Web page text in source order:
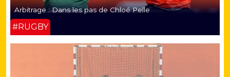
Arbitrage : Dans les pas de Chloé Pelle
#RUGBY